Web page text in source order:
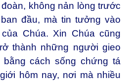
không nản lòng trước
đầu, mà tin tưởng vào
Chúa. Xin Chúa cũng
thành những người gieo
cách sống chứng tá
hôm nay, nơi mà nhiều